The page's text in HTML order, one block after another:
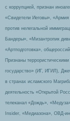
с коррупцией, признан
«Свидетели Иеговы»,
против нелегальной
Бандеры», «Мизантропик
«Артподготовка»,
Признаны
государство» (ИГ, ИГИЛ),
в странах исламского
деятельность «Открытой
телеканал «Дождь»,
Insider, «Медиазона», ОВД-